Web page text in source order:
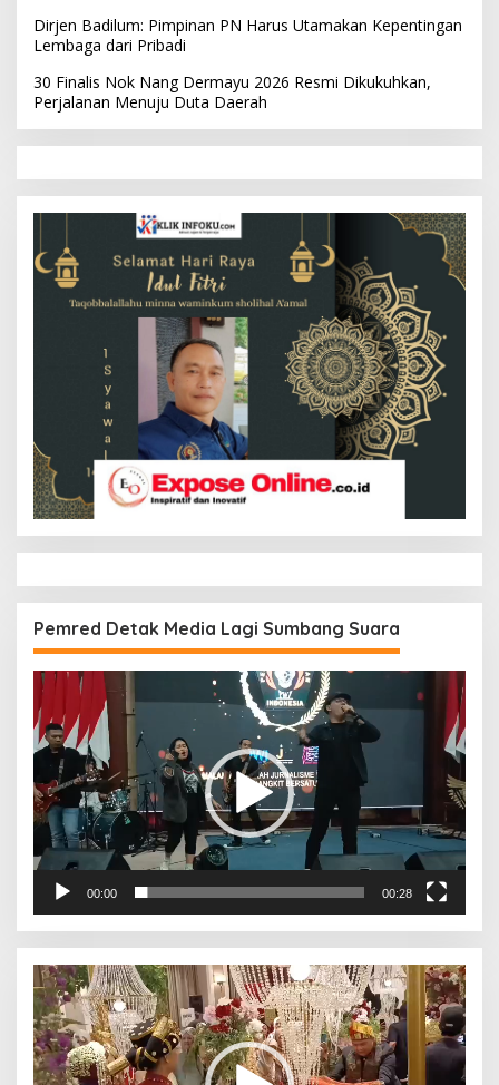
Dirjen Badilum: Pimpinan PN Harus Utamakan Kepentingan
Lembaga dari Pribadi
30 Finalis Nok Nang Dermayu 2026 Resmi Dikukuhkan,
Perjalanan Menuju Duta Daerah
Pemred Detak Media Lagi Sumbang Suara
Pemutar
00:00 00:28
Pemutar
Video